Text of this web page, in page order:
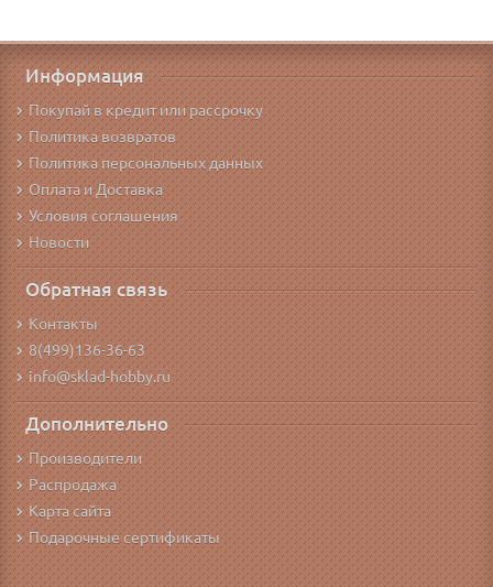
Информация
Покупай в кредит или рассрочку
Политика возвратов
Политика персональных данных
Оплата и Доставка
Условия соглашения
Новости
Обратная связь
Контакты
8(499)136-36-63
info@sklad-hobby.ru
Дополнительно
Производители
Распродажа
Карта сайта
Подарочные сертификаты